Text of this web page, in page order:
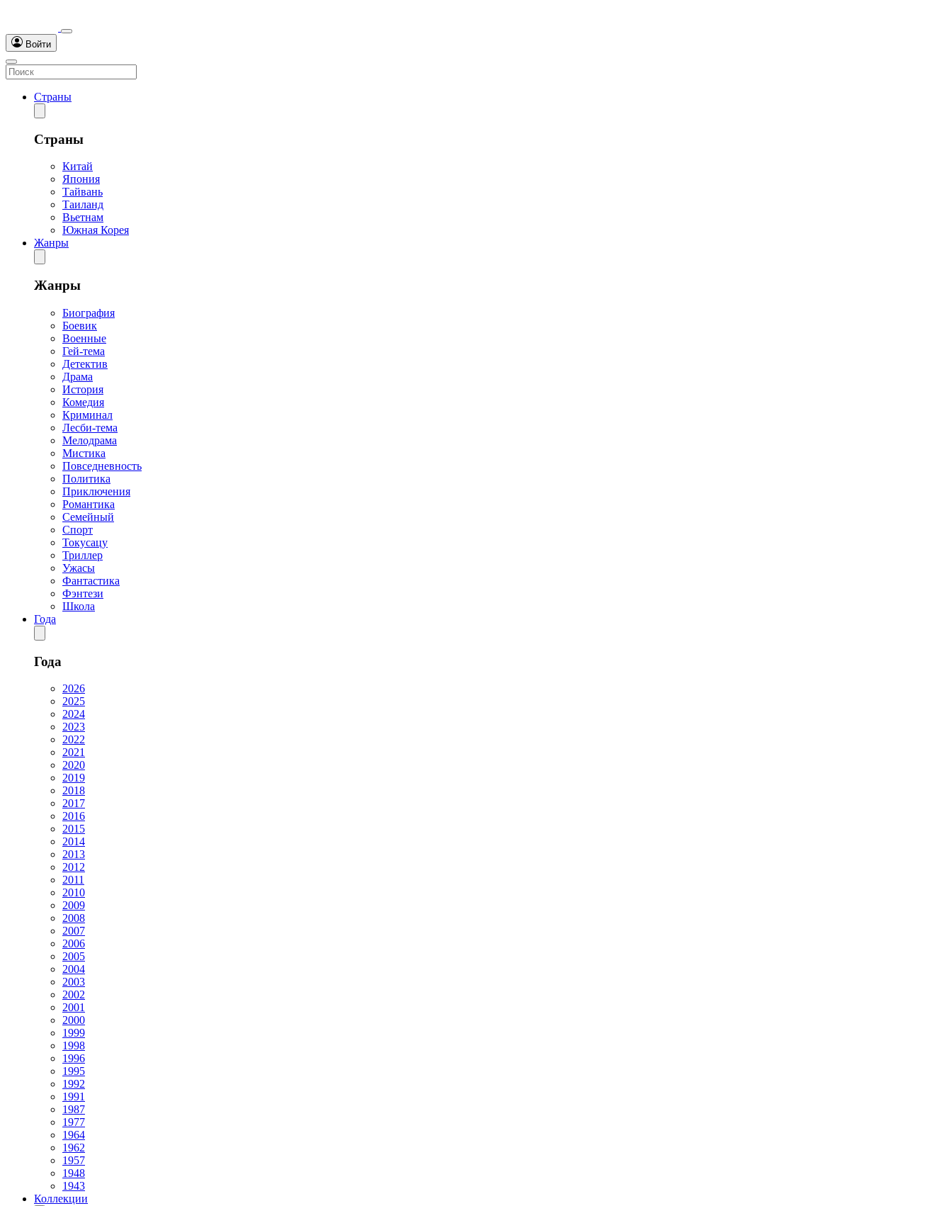
Войти
Страны
Страны
Китай
Япония
Тайвань
Таиланд
Вьетнам
Южная Корея
Жанры
Жанры
Биография
Боевик
Военные
Гей-тема
Детектив
Драма
История
Комедия
Криминал
Лесби-тема
Мелодрама
Мистика
Повседневность
Политика
Приключения
Романтика
Семейный
Спорт
Токусацу
Триллер
Ужасы
Фантастика
Фэнтези
Школа
Года
Года
2026
2025
2024
2023
2022
2021
2020
2019
2018
2017
2016
2015
2014
2013
2012
2011
2010
2009
2008
2007
2006
2005
2004
2003
2002
2001
2000
1999
1998
1996
1995
1992
1991
1987
1977
1964
1962
1957
1948
1943
Коллекции